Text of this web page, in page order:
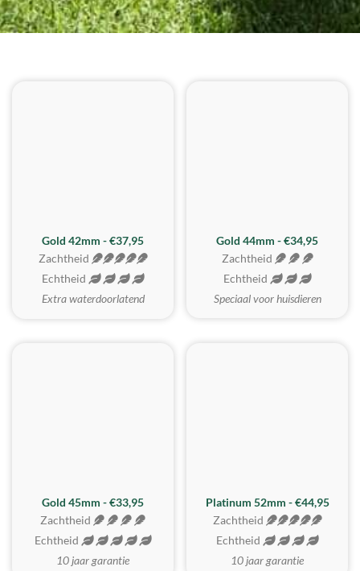
ZACHTSTE
Gold 42mm - €37,95
Zachtheid
Echtheid
Extra waterdoorlatend
Gold 44mm - €34,95
Zachtheid
Echtheid
Speciaal voor huisdieren
REALISTISCH
Gold 45mm - €33,95
Zachtheid
Echtheid
10 jaar garantie
ZACHTSTE
Platinum 52mm - €44,95
Zachtheid
Echtheid
10 jaar garantie